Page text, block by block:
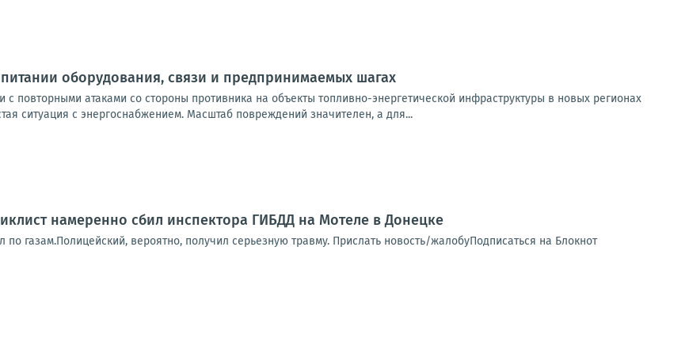
оборудования, связи и предпринимаемых шагах
повторными атаками со стороны противника на объекты топливно-энергетической инфраструктуры в новых регионах
ситуация с энергоснабжением. Масштаб повреждений значителен, а для...
намеренно сбил инспектора ГИБДД на Мотеле в Донецке
по газам.Полицейский, вероятно, получил серьезную травму. Прислать новость/жалобуПодписаться на Блокнот